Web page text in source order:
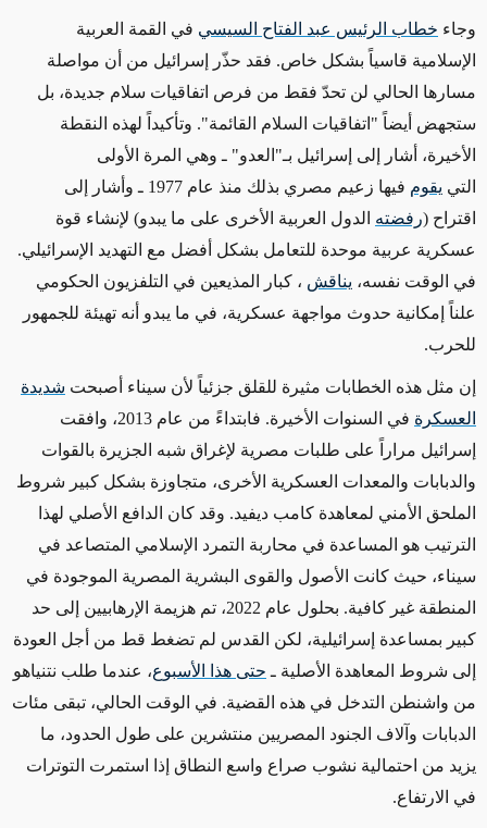
وجاء خطاب الرئيس عبد الفتاح السيسي في القمة العربية
الإسلامية قاسياً بشكل خاص. فقد حذّر إسرائيل من أن مواصلة
مسارها الحالي لن تحدّ فقط من فرص اتفاقيات سلام جديدة، بل
ستجهض أيضاً "اتفاقيات السلام القائمة". وتأكيداً لهذه النقطة
الأخيرة، أشار إلى إسرائيل بـ"العدو" ـ وهي المرة الأولى
التي يقوم
فيها زعيم مصري بذلك منذ عام 1977 ـ وأشار إلى
اقتراح (رفضته الدول العربية الأخرى على ما يبدو) لإنشاء قوة
عسكرية عربية موحدة للتعامل بشكل أفضل مع التهديد الإسرائيلي.
في الوقت نفسه، يناقش ، كبار المذيعين في التلفزيون الحكومي
علناً إمكانية حدوث مواجهة عسكرية، في ما يبدو أنه تهيئة للجمهور
للحرب.
إن مثل هذه الخطابات مثيرة للقلق جزئياً لأن سيناء أصبحت شديدة
العسكرة
في السنوات الأخيرة. فابتداءً من عام 2013، وافقت
إسرائيل مراراً على طلبات مصرية لإغراق شبه الجزيرة بالقوات
والدبابات والمعدات العسكرية الأخرى، متجاوزة بشكل كبير شروط
الملحق الأمني لمعاهدة كامب ديفيد. وقد كان الدافع الأصلي لهذا
الترتيب هو المساعدة في محاربة التمرد الإسلامي المتصاعد في
سيناء، حيث كانت الأصول والقوى البشرية المصرية الموجودة في
المنطقة غير كافية. بحلول عام 2022، تم هزيمة الإرهابيين إلى حد
كبير بمساعدة إسرائيلية، لكن القدس لم تضغط قط من أجل العودة
إلى شروط المعاهدة الأصلية ـ حتى هذا الأسبوع، عندما طلب نتنياهو
من واشنطن التدخل في هذه القضية. في الوقت الحالي، تبقى مئات
الدبابات وآلاف الجنود المصريين منتشرين على طول الحدود، ما
يزيد من احتمالية نشوب صراع واسع النطاق إذا استمرت التوترات
في الارتفاع.